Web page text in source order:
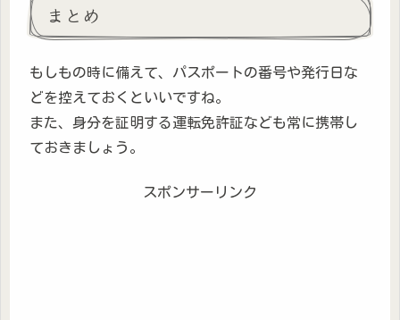
まとめ
もしもの時に備えて、パスポートの番号や発行日な
どを控えておくといいですね。
また、身分を証明する運転免許証なども常に携帯し
ておきましょう。
スポンサーリンク